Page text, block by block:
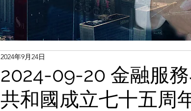
2024-09-20 金融服
共和國成立七十五周
2024年9月24日